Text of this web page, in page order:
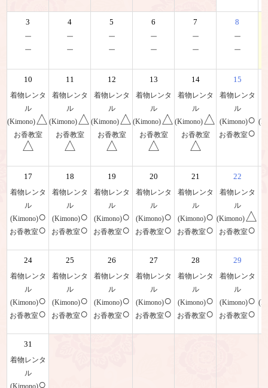
3
－
－
4
－
－
5
－
－
6
－
－
7
－
－
8
－
－
10
着物レンタ
ル
(Kimono) △
お香教室
△
11
着物レンタ
ル
(Kimono) △
お香教室
△
12
着物レンタ
ル
(Kimono) △
お香教室
△
13
着物レンタ
ル
(Kimono) △
お香教室
△
14
着物レンタ
ル
(Kimono) △
お香教室
△
15
着物レンタ
ル
(Kimono)○
お香教室○
17
着物レンタ
ル
(Kimono)○
お香教室○
18
着物レンタ
ル
(Kimono)○
お香教室○
19
着物レンタ
ル
(Kimono)○
お香教室○
20
着物レンタ
ル
(Kimono)○
お香教室○
21
着物レンタ
ル
(Kimono)○
お香教室○
22
着物レンタ
ル
(Kimono) △
お香教室○
24
着物レンタ
ル
(Kimono)○
お香教室○
25
着物レンタ
ル
(Kimono)○
お香教室○
26
着物レンタ
ル
(Kimono)○
お香教室○
27
着物レンタ
ル
(Kimono)○
お香教室○
28
着物レンタ
ル
(Kimono)○
お香教室○
29
着物レンタ
ル
(Kimono)○
お香教室○
31
着物レンタ
ル
(Kimono)○